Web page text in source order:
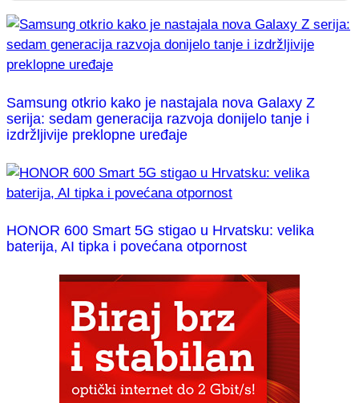
Samsung otkrio kako je nastajala nova Galaxy Z
serija: sedam generacija razvoja donijelo tanje i
izdržljivije preklopne uređaje
HONOR 600 Smart 5G stigao u Hrvatsku: velika
baterija, AI tipka i povećana otpornost